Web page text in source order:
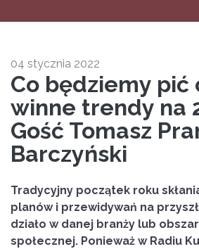
04 stycznia 2022
Co będziemy pić
winne trendy na
Gość Tomasz
Barczyński
Tradycyjny początek roku
planów i przewidywań na
działo w danej branży lub
społecznej. Ponieważ w Radiu